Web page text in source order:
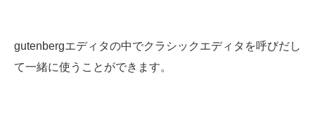
gutenbergエディタの中でクラシックエディタを呼びだし
て一緒に使うことができます。